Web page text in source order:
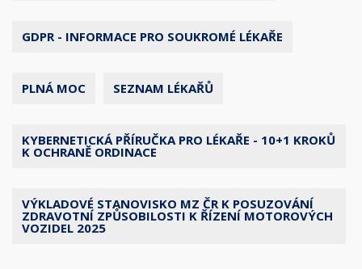
GDPR - INFORMACE PRO SOUKROMÉ LÉKAŘE
PLNÁ MOC SEZNAM LÉKAŘŮ
KYBERNETICKÁ PŘÍRUČKA PRO LÉKAŘE - 10+1 KROKŮ
K OCHRANĚ ORDINACE
VÝKLADOVÉ STANOVISKO MZ ČR K POSUZOVÁNÍ
ZDRAVOTNÍ ZPŮSOBILOSTI K ŘÍZENÍ MOTOROVÝCH
VOZIDEL 2025